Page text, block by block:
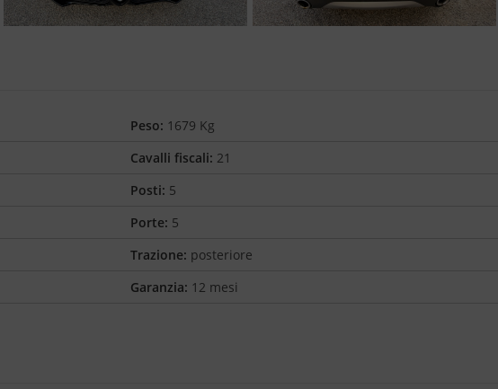
Peso: 1679 Kg
Cavalli fiscali: 21
Posti: 5
Porte: 5
Trazione: posteriore
Garanzia: 12 mesi